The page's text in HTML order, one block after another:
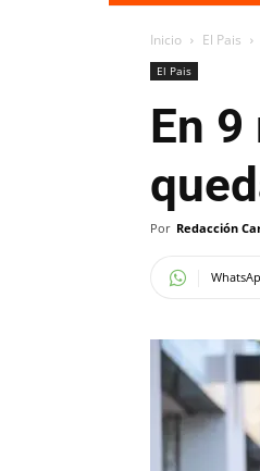
Inicio El Pais
El Pais
En
Por Redacción